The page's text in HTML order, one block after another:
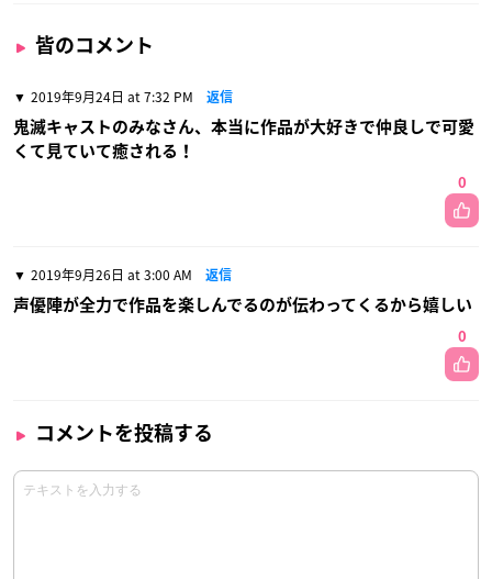
皆のコメント
2019年9月24日 at 7:32 PM 返信
鬼滅キャストのみなさん、本当に作品が大好きで仲良しで可愛
くて見ていて癒される！
0
2019年9月26日 at 3:00 AM 返信
声優陣が全力で作品を楽しんでるのが伝わってくるから嬉しい
0
コメントを投稿する